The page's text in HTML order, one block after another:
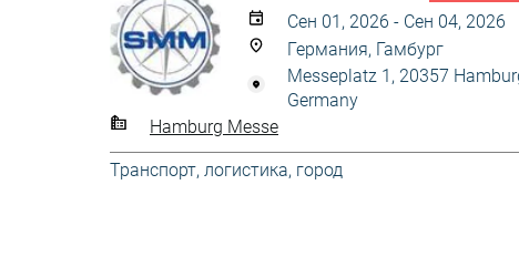
Сен 01, 2026 - Сен 04, 2026
Германия, Гамбург
Messeplatz 1, 20357
Germany
Hamburg Messe
Транспорт, логистика, город